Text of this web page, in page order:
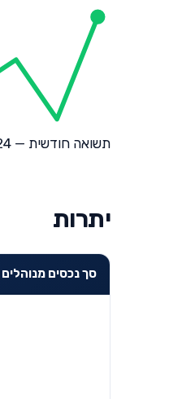
תשואה חודשית — 24 חודשים אחרונים
יתרות
סך נכסים